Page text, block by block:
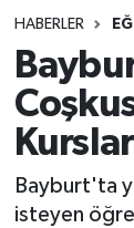
HABERLER
Bayburt'ta
isteyen
Süper
Tüm
Son